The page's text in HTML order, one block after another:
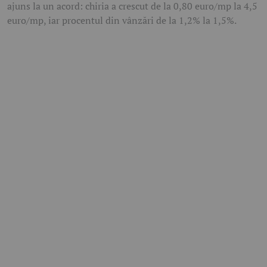
ajuns la un acord: chiria a crescut de la 0,80 euro/mp la 4,5
euro/mp, iar procentul din vânzări de la 1,2% la 1,5%.